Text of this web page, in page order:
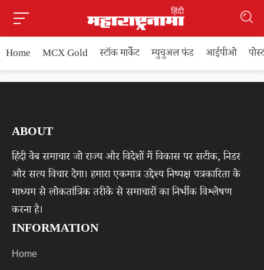
Home MCX Gold स्टॉक मार्केट म्युचुअल फंड आईपीओ
ABOUT
हिंदी वेब समाचार जो राज्य और विदेशों में विकास पर सटीक, निडर
और सत्य विचार देगा। हमारा एकमात्र उद्देश्य निष्पक्ष पत्रकारिता के
माध्यम से लोकतांत्रिक तरीके से समाचारों का निर्भीक विश्लेषण
करना है।
INFORMATION
Home